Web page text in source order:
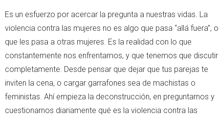
Es un esfuerzo por acercar la pregunta a nuestras vidas. La
violencia contra las mujeres no es algo que pasa “allá fuera”, o
que les pasa a otras mujeres. Es la realidad con lo que
constantemente nos enfrentamos, y que tenemos que discutir
completamente. Desde pensar que dejar que tus parejas te
inviten la cena, o cargar garrafones sea de machistas o
feministas. Ahí empieza la deconstrucción, en preguntarnos y
cuestionarnos diariamente qué es la violencia contra las